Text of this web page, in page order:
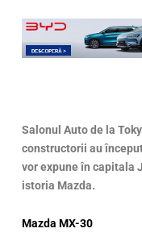
Salonul Auto de la
constructorii au
vor expune în capitala
istoria Mazda.
Mazda MX-30